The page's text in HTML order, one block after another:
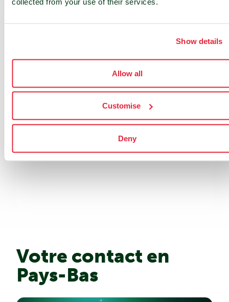
Show details
Allow all
Customise
Deny
Votre contact en
Pays-Bas